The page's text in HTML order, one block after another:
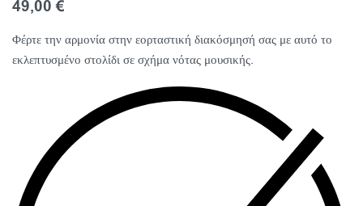
49,00€
Φέρτε την αρμονία στην εορταστική διακόσμησή σας με αυτό το
εκλεπτυσμένο στολίδι σε σχήμα νότας μουσικής.